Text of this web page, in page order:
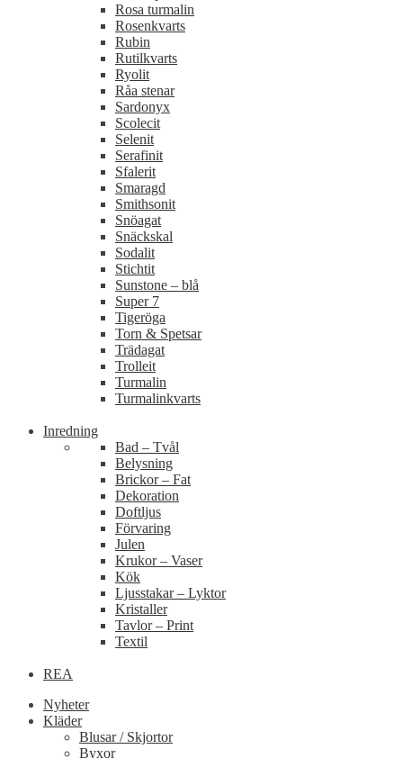
Rosa turmalin
Rosenkvarts
Rubin
Rutilkvarts
Ryolit
Råa stenar
Sardonyx
Scolecit
Selenit
Serafinit
Sfalerit
Smaragd
Smithsonit
Snöagat
Snäckskal
Sodalit
Stichtit
Sunstone – blå
Super 7
Tigeröga
Torn & Spetsar
Trädagat
Trolleit
Turmalin
Turmalinkvarts
Inredning
Bad – Tvål
Belysning
Brickor – Fat
Dekoration
Doftljus
Förvaring
Julen
Krukor – Vaser
Kök
Ljusstakar – Lyktor
Kristaller
Tavlor – Print
Textil
REA
Nyheter
Kläder
Blusar / Skjortor
Byxor